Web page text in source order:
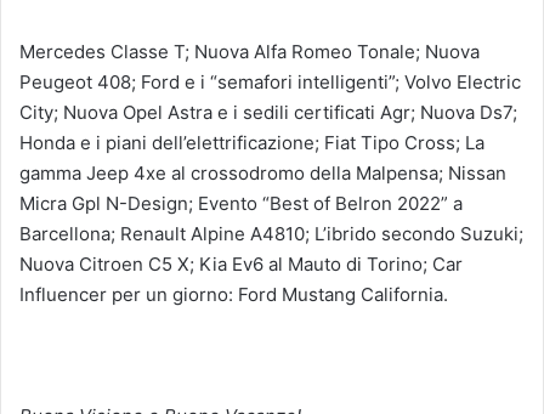
Mercedes Classe T; Nuova Alfa Romeo Tonale; Nuova
Peugeot 408; Ford e i “semafori intelligenti”; Volvo Electric
City; Nuova Opel Astra e i sedili certificati Agr; Nuova Ds7;
Honda e i piani dell’elettrificazione; Fiat Tipo Cross; La
gamma Jeep 4xe al crossodromo della Malpensa; Nissan
Micra Gpl N-Design; Evento “Best of Belron 2022” a
Barcellona; Renault Alpine A4810; L’ibrido secondo Suzuki;
Nuova Citroen C5 X; Kia Ev6 al Mauto di Torino; Car
Influencer per un giorno: Ford Mustang California.